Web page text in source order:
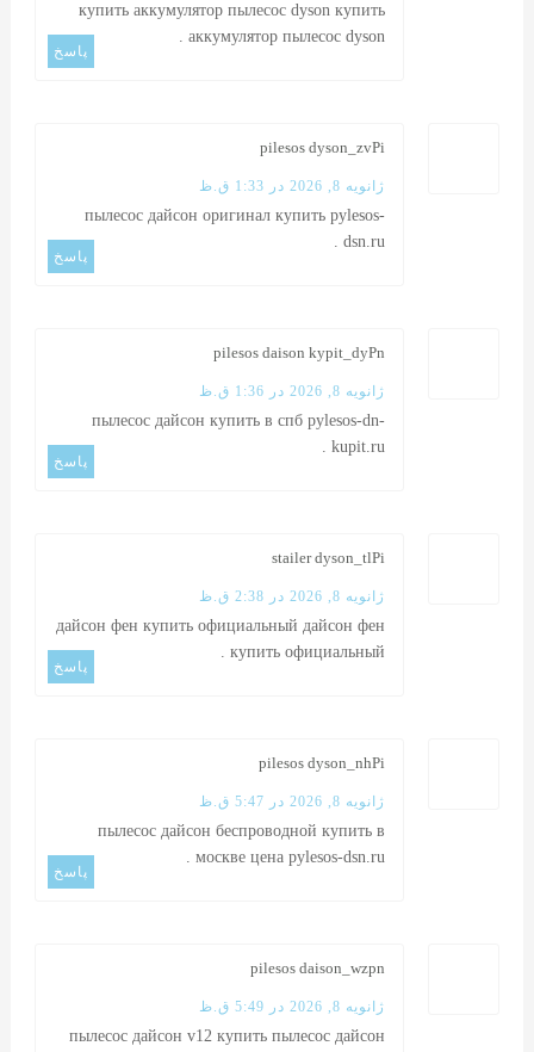
купить аккумулятор пылесос dysonкупить
аккумулятор пылесос dyson
.
پاسخ
pilesos dyson_zvPi
ژانویه 8, 2026 در 1:33 ق.ظ
пылесос дайсон оригинал купитьpylesos-
dsn.ru
.
پاسخ
pilesos daison kypit_dyPn
ژانویه 8, 2026 در 1:36 ق.ظ
пылесос дайсон купить в спбpylesos-dn-
kupit.ru
.
پاسخ
stailer dyson_tlPi
ژانویه 8, 2026 در 2:38 ق.ظ
дайсон фен купить официальныйдайсон фен
купить официальный
.
پاسخ
pilesos dyson_nhPi
ژانویه 8, 2026 در 5:47 ق.ظ
пылесос дайсон беспроводной купить в
москве ценаpylesos-dsn.ru
.
پاسخ
pilesos daison_wzpn
ژانویه 8, 2026 در 5:49 ق.ظ
пылесос дайсон v12 купитьпылесос дайсон